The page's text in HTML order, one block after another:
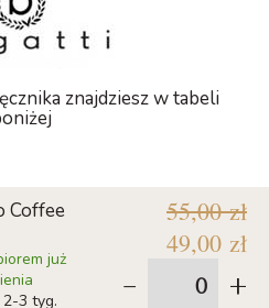
znajdziesz w tabeli
Coffee
już
3 tyg.
55,00 zł
49,00 zł
- +